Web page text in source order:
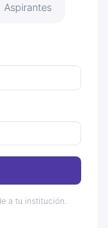
Aspirantes
a tu institución.